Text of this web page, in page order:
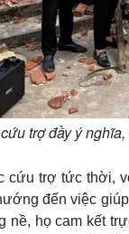
trợ đầy ý
cứu trợ tức thời,
đến việc
nề, họ cam kết